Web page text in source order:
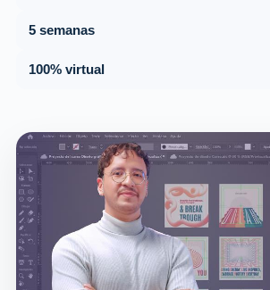
5 semanas
100% virtual